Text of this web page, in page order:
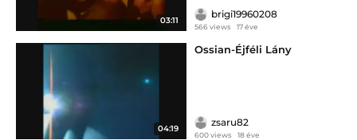
03:11
brigi19960208
566 views 17 éve
04:19
Ossian-Éjféli Lány
zsaru82
600 views 18 éve